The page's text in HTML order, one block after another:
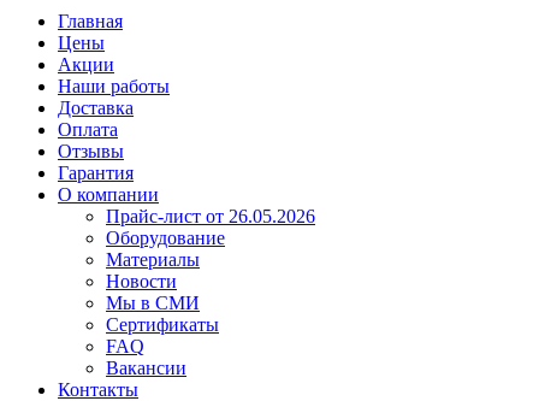
Главная
Цены
Акции
Наши работы
Доставка
Оплата
Отзывы
Гарантия
О компании
Прайс-лист от 26.05.2026
Оборудование
Материалы
Новости
Мы в СМИ
Сертификаты
FAQ
Вакансии
Контакты